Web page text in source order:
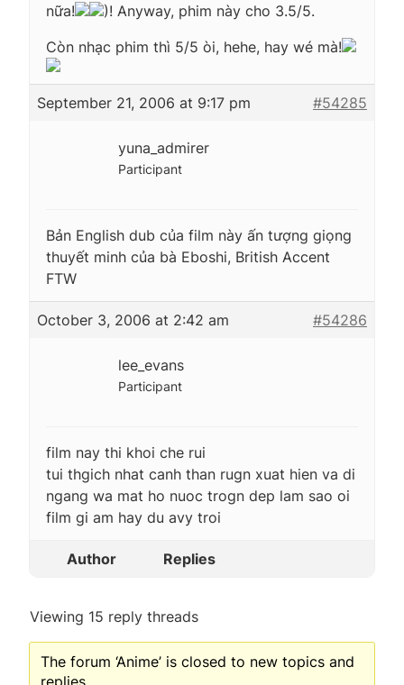
nữa!
)! Anyway, phim này cho 3.5/5.
Còn nhạc phim thì 5/5 òi, hehe, hay wé mà!
September 21, 2006 at 9:17 pm #54285
yuna_admirer
Participant
Bản English dub của film này ấn tượng giọng
thuyết minh của bà Eboshi, British Accent
FTW
October 3, 2006 at 2:42 am #54286
lee_evans
Participant
film nay thi khoi che rui
tui thgich nhat canh than rugn xuat hien va di
ngang wa mat ho nuoc trogn dep lam sao oi
film gi am hay du avy troi
Author Replies
Viewing 15 reply threads
The forum ‘Anime’ is closed to new topics and
replies.